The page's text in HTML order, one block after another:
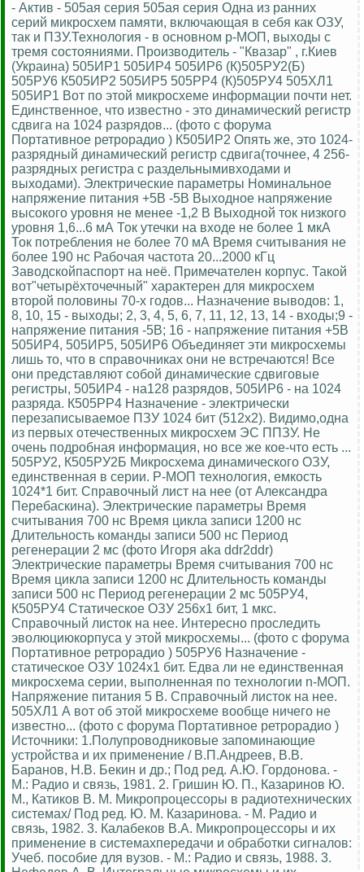
- Актив - 505ая серия 505ая серия Одна из ранних
серий микросхем памяти, включающая в себя как ОЗУ,
так и ПЗУ.Технология - в основном p-МОП, выходы с
тремя состояниями. Производитель - "Квазар" , г.Киев
(Украина) 505ИР1 505ИР4 505ИР6 (К)505РУ2(Б)
505РУ6 К505ИР2 505ИР5 505РР4 (К)505РУ4 505ХЛ1
505ИР1 Вот по этой микросхеме информации почти нет.
Единственное, что известно - это динамический регистр
сдвига на 1024 разрядов... (фото с форума
Портативное ретрорадио ) К505ИР2 Опять же, это 1024-
разрядный динамический регистр сдвига(точнее, 4 256-
разрядных регистра с раздельнымивходами и
выходами). Электрические параметры Номинальное
напряжение питания +5В -5В Выходное напряжение
высокого уровня не менее -1,2 В Выходной ток низкого
уровня 1,6...6 мА Ток утечки на входе не более 1 мкА
Ток потребления не более 70 мА Время считывания не
более 190 нс Рабочая частота 20...2000 кГц
Заводскойпаспорт на неё. Примечателен корпус. Такой
вот"четырёхточечный" характерен для микросхем
второй половины 70-х годов... Назначение выводов: 1,
8, 10, 15 - выходы; 2, 3, 4, 5, 6, 7, 11, 12, 13, 14 - входы;9 -
напряжение питания -5В; 16 - напряжение питания +5В
505ИР4, 505ИР5, 505ИР6 Объединяет эти микросхемы
лишь то, что в справочниках они не встречаются! Все
они представляют собой динамические сдвиговые
регистры, 505ИР4 - на128 разрядов, 505ИР6 - на 1024
разряда. К505РР4 Назначение - электрически
перезаписываемое ПЗУ 1024 бит (512х2). Видимо,одна
из первых отечественных микросхем ЭС ППЗУ. Не
очень подробная информация, но все же кое-что есть ...
505РУ2, К505РУ2Б Микросхема динамического ОЗУ,
единственная в серии. P-МОП технология, емкость
1024*1 бит. Справочный лист на нее (от Александра
Перебаскина). Электрические параметры Время
считывания 700 нс Время цикла записи 1200 нс
Длительность команды записи 500 нс Период
регенерации 2 мс (фото Игоря aka ddr2ddr)
Электрические параметры Время считывания 700 нс
Время цикла записи 1200 нс Длительность команды
записи 500 нс Период регенерации 2 мс 505РУ4,
К505РУ4 Статическое ОЗУ 256х1 бит, 1 мкс.
Справочный листок на нее. Интересно проследить
эволюциюкорпуса у этой микросхемы... (фото с форума
Портативное ретрорадио ) 505РУ6 Назначение -
статическое ОЗУ 1024х1 бит. Едва ли не единственная
микросхема серии, выполненная по технологии n-МОП.
Напряжение питания 5 В. Справочный листок на нее.
505ХЛ1 А вот об этой микросхеме вообще ничего не
известно... (фото с форума Портативное ретрорадио )
Источники: 1.Полупроводниковые запоминающие
устройства и их применение / В.П.Андреев, В.В.
Баранов, Н.В. Бекин и др.; Под ред. А.Ю. Гордонова. -
М.: Радио и связь, 1981. 2. Гришин Ю. П., Казаринов Ю.
М., Катиков В. М. Микропроцессоры в радиотехнических
системах/ Под ред. Ю. М. Казаринова. - М. Радио и
связь, 1982. 3. Калабеков В.А. Микропроцессоры и их
применение в системахпередачи и обработки сигналов:
Учеб. пособие для вузов. - М.: Радио и связь, 1988. 3.